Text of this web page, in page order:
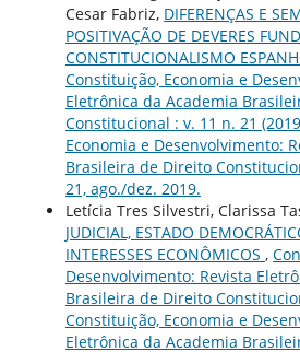
Cesar Fabriz, DIFERENÇAS E
POSITIVAÇÃO DE DEVERES
CONSTITUCIONALISMO
Constituição, Economia e
Eletrônica da Academia
Constitucional : v. 11 n. 21
Economia e Desenvolvimento:
Brasileira de Direito
21, ago./dez. 2019.
Letícia Tres Silvestri, Clarissa
JUDICIAL, ESTADO
INTERESSES ECONÔMICOS ,
Desenvolvimento: Revista
Brasileira de Direito
Constituição, Economia e
Eletrônica da Academia